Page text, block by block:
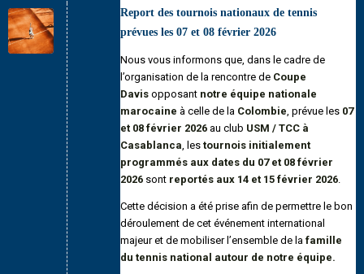
Report des tournois nationaux de tennis
prévues les 07 et 08 février 2026
Nous vous informons que, dans le cadre de
l’organisation de la rencontre de Coupe
Davis opposant notre équipe nationale
marocaine à celle de la Colombie, prévue les 07
et 08 février 2026 au club USM / TCC à
Casablanca, les tournois initialement
programmés aux dates du 07 et 08 février
2026 sont reportés aux 14 et 15 février 2026.
Cette décision a été prise afin de permettre le bon
déroulement de cet événement international
majeur et de mobiliser l’ensemble de la famille
du tennis national autour de notre équipe.